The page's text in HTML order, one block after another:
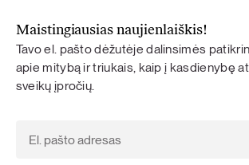
Maistingiausias naujienlaiškis!
Tavo el. pašto dėžutėje dalinsimės
apie mitybą ir triukais, kaip į kasdienybę
sveikų įpročių.